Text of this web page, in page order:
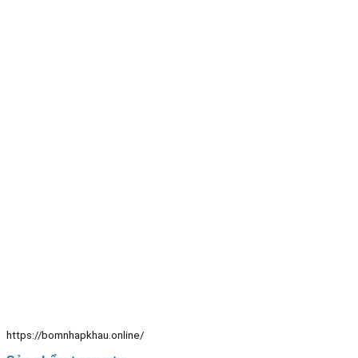
https://bomnhapkhau.online/